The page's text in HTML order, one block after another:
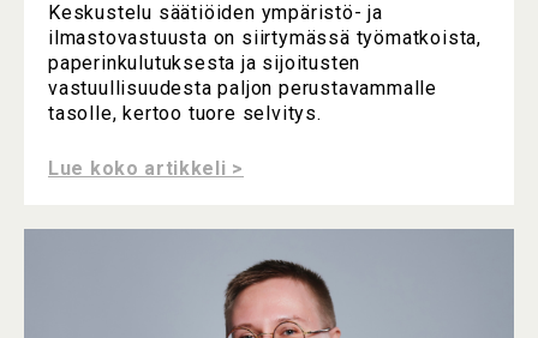
Keskustelu säätiöiden ympäristö- ja
ilmastovastuusta on siirtymässä työmatkoista,
paperinkulutuksesta ja sijoitusten
vastuullisuudesta paljon perustavammalle
tasolle, kertoo tuore selvitys.
Lue koko artikkeli >